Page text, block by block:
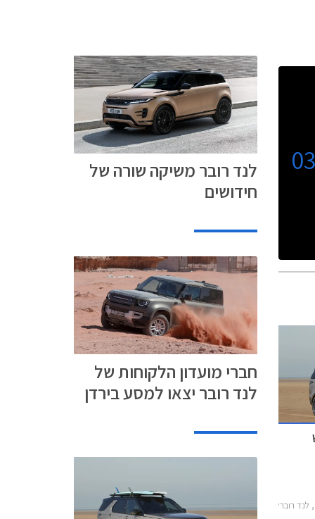
רובר דיסקברי 5 2017-2021
לנד רובר משיקה שורה של
חידושים
חברי מועדון הלקוחות של
לנד רובר יצאו למסע בירדן